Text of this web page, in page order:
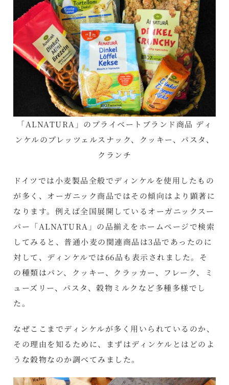
「ALNATURA」のプライベートブランド商品 ディ
ンケルのプレッツェルスナック、クッキー、パスタ、
クランチ
ドイツでは小麦製品全般でディンケルを使用したもの
が多く、オーガニック商品ではその傾向はより顕著に
なります。例えば全国展開しているオーガニックスー
パー「ALNATURA」の品揃えをホームページで検索
してみると、普通小麦の関連商品は3品であったのに
対して、ディンケルでは66品も表示されました。そ
の種類はパン、クッキー、クラッカー、フレーク、ミ
ューズリー、パスタ、穀物ミルクなど多種多様でし
た。
なぜここまでディンケルが多く用いられているのか、
その理由を知るために、まずはディンケルとはどのよ
うな穀物なのか調べてみました。